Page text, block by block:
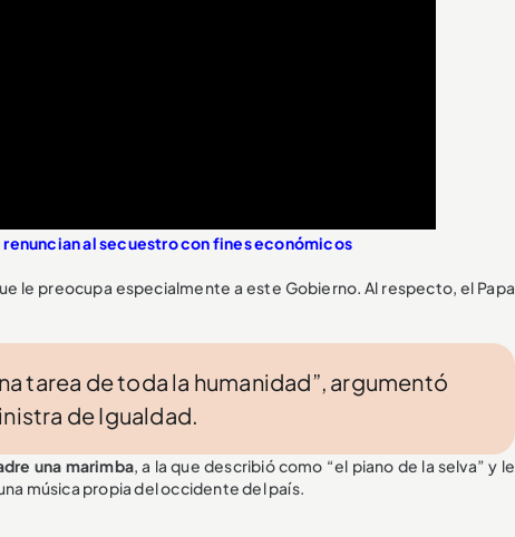
renuncian al secuestro con fines económicos
le preocupa especialmente a este Gobierno. Al respecto, el Papa
tarea de toda la humanidad”, argumentó
de Igualdad.
una marimba, a la que describió como “el piano de la selva” y le
música propia del occidente del país.